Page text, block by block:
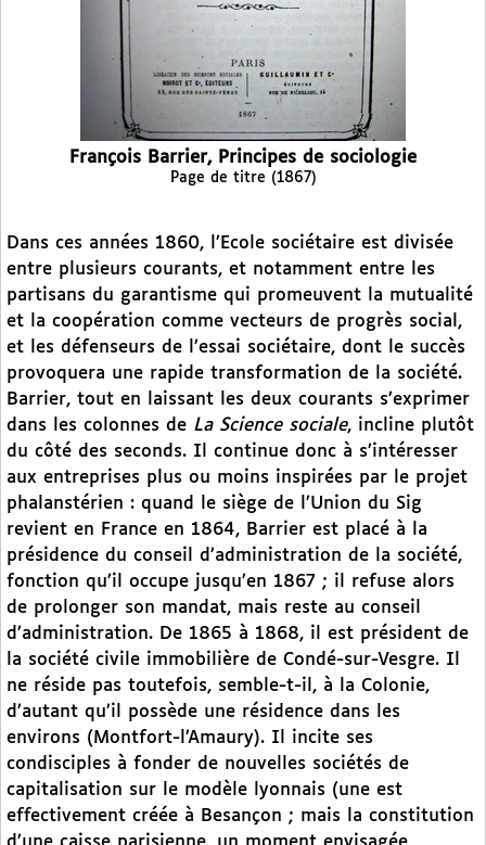
François Barrier, Principes de sociologie
Page de titre (1867)
Dans ces années 1860, l’Ecole sociétaire est divisée
entre plusieurs courants, et notamment entre les
partisans du garantisme qui promeuvent la mutualité
et la coopération comme vecteurs de progrès social,
et les défenseurs de l’essai sociétaire, dont le succès
provoquera une rapide transformation de la société.
Barrier, tout en laissant les deux courants s’exprimer
dans les colonnes de La Science sociale, incline plutôt
du côté des seconds. Il continue donc à s’intéresser
aux entreprises plus ou moins inspirées par le projet
phalanstérien : quand le siège de l’Union du Sig
revient en France en 1864, Barrier est placé à la
présidence du conseil d’administration de la société,
fonction qu’il occupe jusqu’en 1867 ; il refuse alors
de prolonger son mandat, mais reste au conseil
d’administration. De 1865 à 1868, il est président de
la société civile immobilière de Condé-sur-Vesgre. Il
ne réside pas toutefois, semble-t-il, à la Colonie,
d’autant qu’il possède une résidence dans les
environs (Montfort-l’Amaury). Il incite ses
condisciples à fonder de nouvelles sociétés de
capitalisation sur le modèle lyonnais (une est
effectivement créée à Besançon ; mais la constitution